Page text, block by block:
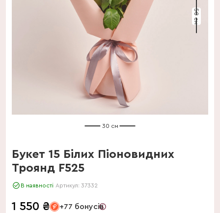
50 см
30 см
Букет 15 Білих Піоновидних
Троянд F525
В наявності Артикул: 37332
1 550 ₴ +77 бонусів